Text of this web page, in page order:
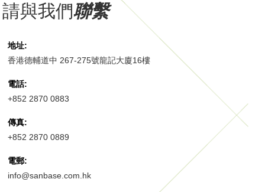
請與我們聯繫
地址:
香港德輔道中 267-275號龍記大廈16樓
電話:
+852 2870 0883
傳真:
+852 2870 0889
電郵:
info@sanbase.com.hk